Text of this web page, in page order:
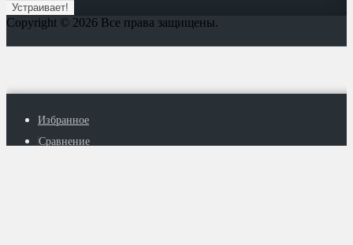
Устраивает!
Copyright © 2026 Все права защищены.
Избранное
Сравнение